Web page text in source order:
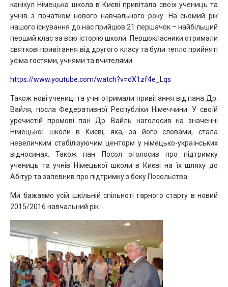
канікул Німецька школа в Києві привітала своїх учениць та
учнів з початком нового навчального року.
На сьомий рік
нашого існування до нас прийшов 21 першачок – найбільший
перший клас за всю історію школи. Першокласники отримали
святкові привітання від другого класу та були тепло прийняті
усіма гостями, учнями та вчителями.
https://www.youtube.com/watch?v=dX1zf4e_Lqs
Також нові учениці та учні отримали привітання від пана Др.
Вайля, посла Федеративної Республіки Німеччини. У своїй
урочистій промові пан Др. Вайль наголосив на значенні
Німецької школи в Києві, яка, за його словами, стала
невеличким стабілізуючим центорм у німецько-українських
відносинах. Також пан Посол оголосив про підтримку
учениць та учнів Німецької школи в Києві на їх шляху до
Абітур та запевнив про підтримку з боку Посольства.
Ми бажаємо усій шкільній спільноті гарного старту в новий
2015/2016 навчальний рік.